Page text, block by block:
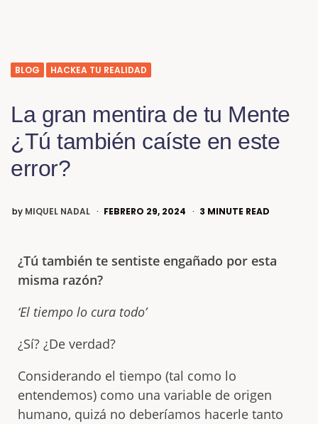
BLOG HACKEA TU REALIDAD
La gran mentira de tu Mente
¿Tú también caíste en este
error?
by MIQUEL NADAL FEBRERO 29, 2024 3 MINUTE READ
¿Tú también te sentiste engañado por esta
misma razón?
‘El tiempo lo cura todo’
¿Sí? ¿De verdad?
Considerando el tiempo (tal como lo
entendemos) como una variable de origen
humano, quizá no deberíamos hacerle tanto